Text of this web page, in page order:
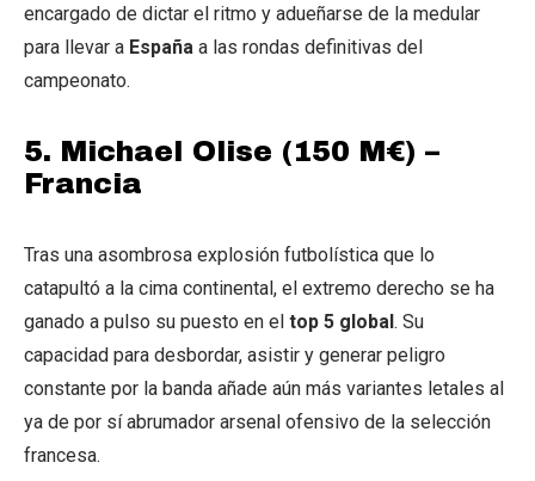
encargado de dictar el ritmo y adueñarse de la medular
para llevar a España a las rondas definitivas del
campeonato.
5. Michael Olise (150 M€) –
Francia
Tras una asombrosa explosión futbolística que lo
catapultó a la cima continental, el extremo derecho se ha
ganado a pulso su puesto en el top 5 global. Su
capacidad para desbordar, asistir y generar peligro
constante por la banda añade aún más variantes letales al
ya de por sí abrumador arsenal ofensivo de la selección
francesa.